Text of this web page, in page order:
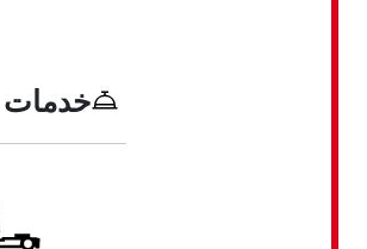
خدمات